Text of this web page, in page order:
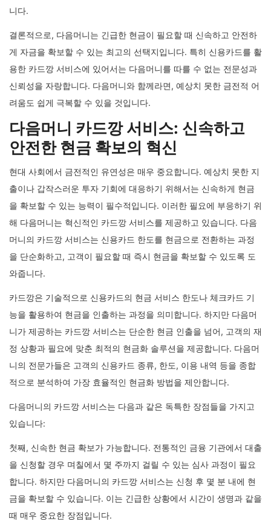
니다.
결론적으로, 다음머니는 긴급한 현금이 필요할 때 신속하고 안전하
게 자금을 확보할 수 있는 최고의 선택지입니다. 특히 신용카드를 활
용한 카드깡 서비스에 있어서는 다음머니를 따를 수 없는 전문성과
신뢰성을 자랑합니다. 다음머니와 함께라면, 예상치 못한 금전적 어
려움도 쉽게 극복할 수 있을 것입니다.
다음머니 카드깡 서비스: 신속하고
안전한 현금 확보의 혁신
현대 사회에서 금전적인 유연성은 매우 중요합니다. 예상치 못한 지
출이나 갑작스러운 투자 기회에 대응하기 위해서는 신속하게 현금
을 확보할 수 있는 능력이 필수적입니다. 이러한 필요에 부응하기 위
해 다음머니는 혁신적인 카드깡 서비스를 제공하고 있습니다. 다음
머니의 카드깡 서비스는 신용카드 한도를 현금으로 전환하는 과정
을 단순화하고, 고객이 필요할 때 즉시 현금을 확보할 수 있도록 도
와줍니다.
카드깡은 기술적으로 신용카드의 현금 서비스 한도나 체크카드 기
능을 활용하여 현금을 인출하는 과정을 의미합니다. 하지만 다음머
니가 제공하는 카드깡 서비스는 단순한 현금 인출을 넘어, 고객의 재
정 상황과 필요에 맞춘 최적의 현금화 솔루션을 제공합니다. 다음머
니의 전문가들은 고객의 신용카드 종류, 한도, 이용 내역 등을 종합
적으로 분석하여 가장 효율적인 현금화 방법을 제안합니다.
다음머니의 카드깡 서비스는 다음과 같은 독특한 장점들을 가지고
있습니다:
첫째, 신속한 현금 확보가 가능합니다. 전통적인 금융 기관에서 대출
을 신청할 경우 며칠에서 몇 주까지 걸릴 수 있는 심사 과정이 필요
합니다. 하지만 다음머니의 카드깡 서비스는 신청 후 몇 분 내에 현
금을 확보할 수 있습니다. 이는 긴급한 상황에서 시간이 생명과 같을
때 매우 중요한 장점입니다.